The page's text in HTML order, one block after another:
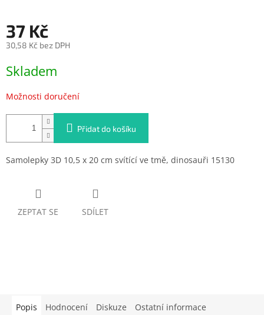
37 Kč
30,58 Kč bez DPH
cena:
Skladem
Možnosti doručení
Přidat do košíku
Samolepky 3D 10,5 x 20 cm svítící ve tmě, dinosauři 15130
ZEPTAT SE SDÍLET
Popis Hodnocení Diskuze Ostatní informace